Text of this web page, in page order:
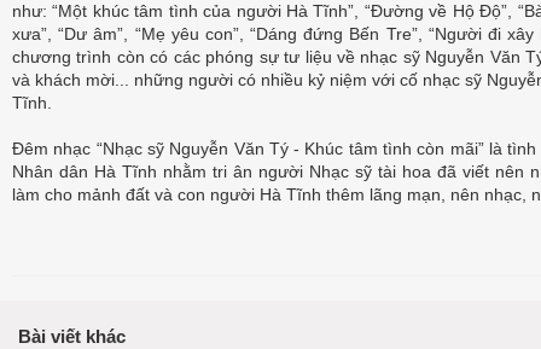
như: “Một khúc tâm tình của người Hà Tĩnh”, “Đường về Hộ Độ”,
xưa”, “Dư âm”, “Mẹ yêu con”, “Dáng đứng Bến Tre”, “Người đi
chương trình còn có các phóng sự tư liệu về nhạc sỹ Nguyễn Văn
và khách mời... những người có nhiều kỷ niệm với cố nhạc sỹ
Tĩnh.
Đêm nhạc “Nhạc sỹ Nguyễn Văn Tý - Khúc tâm tình còn mãi” là
Nhân dân Hà Tĩnh nhằm tri ân người Nhạc sỹ tài hoa đã viết nên
làm cho mảnh đất và con người Hà Tĩnh thêm lãng mạn, nên nhạc,